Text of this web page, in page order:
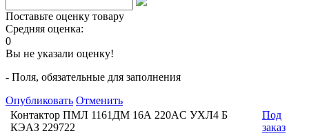
Поставьте оценку товару
Средняя оценка:
0
Вы не указали оценку!
- Поля, обязательные для заполнения
Опубликовать Отменить
Контактор ПМЛ 1161ДМ 16А 220AC УХЛ4 Б
КЭАЗ 229722
Под
заказ